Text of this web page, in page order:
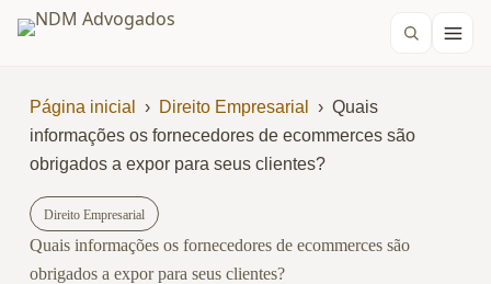
Página inicial › Direito Empresarial › Quais
informações os fornecedores de ecommerces são
obrigados a expor para seus clientes?
Direito Empresarial
Quais informações os fornecedores de ecommerces são
obrigados a expor para seus clientes?